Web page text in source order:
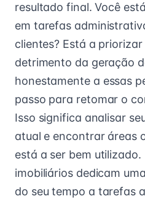
resultado final. Você
em tarefas
clientes? Está a
detrimento da geração
honestamente a essas
passo para retomar o
Isso significa analisar
atual e encontrar áreas
está a ser bem
imobiliários dedicam
do seu tempo a tarefas